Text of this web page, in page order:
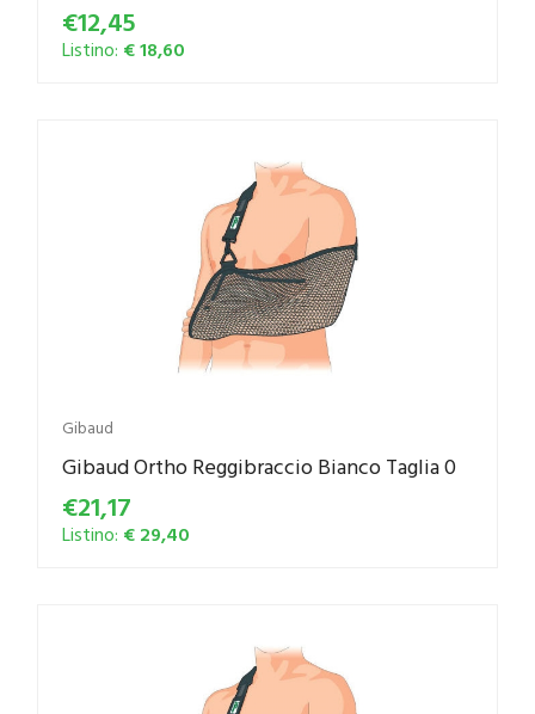
€12,45
Listino: € 18,60
Gibaud
Gibaud Ortho Reggibraccio Bianco Taglia 0
€21,17
Listino: € 29,40